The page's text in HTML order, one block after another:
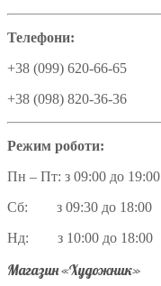
Телефони:
+38 (099) 620-66-65
+38 (098) 820-36-36
Режим роботи:
Пн – Пт: з 09:00 до 19:00
Сб: з 09:30 до 18:00
Нд: з 10:00 до 18:00
Магазин «Художник»